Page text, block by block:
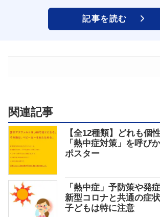
記事を読む
関連記事
【全12種類】どれも個
「熱中症対策」を呼び
ポスター
「熱中症」予防策や発
新型コロナと共通の症
子どもは特に注意